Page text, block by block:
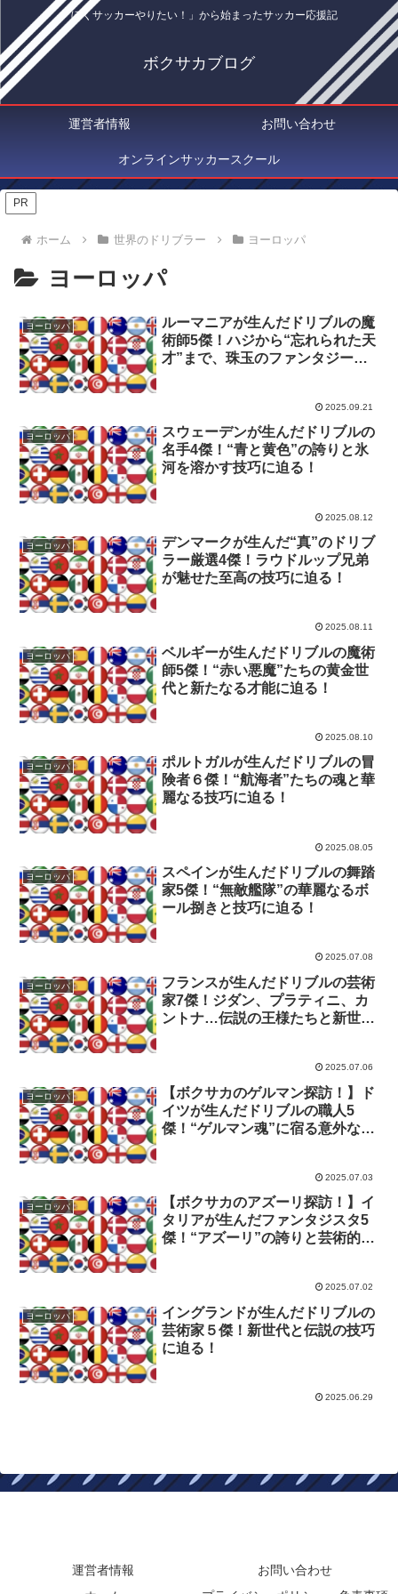
「ぼくサッカーやりたい！」から始まったサッカー応援記
ボクサカブログ
運営者情報 お問い合わせ
オンラインサッカースクール
PR
ホーム 世界のドリブラー ヨーロッパ
ヨーロッパ
ヨーロッパ
ルーマニアが生んだドリブルの魔
術師5傑！ハジから“忘れられた天
才”まで、珠玉のファンタジーに
2025.09.21
ヨーロッパ
スウェーデンが生んだドリブルの
名手4傑！“青と黄色”の誇りと氷
河を溶かす技巧に迫る！
2025.08.12
ヨーロッパ
デンマークが生んだ“真”のドリブ
ラー厳選4傑！ラウドルップ兄弟
が魅せた至高の技巧に迫る！
2025.08.11
ヨーロッパ
ベルギーが生んだドリブルの魔術
師5傑！“赤い悪魔”たちの黄金世
代と新たなる才能に迫る！
2025.08.10
ヨーロッパ
ポルトガルが生んだドリブルの冒
険者６傑！“航海者”たちの魂と華
麗なる技巧に迫る！
2025.08.05
ヨーロッパ
スペインが生んだドリブルの舞踏
家5傑！“無敵艦隊”の華麗なるボ
ール捌きと技巧に迫る！
2025.07.08
ヨーロッパ
フランスが生んだドリブルの芸術
家7傑！ジダン、プラティニ、カ
ントナ…伝説の王様たちと新世代
2025.07.06
ヨーロッパ
【ボクサカのゲルマン探訪！】ド
イツが生んだドリブルの職人5
傑！“ゲルマン魂”に宿る意外なる
2025.07.03
ヨーロッパ
【ボクサカのアズーリ探訪！】イ
タリアが生んだファンタジスタ5
傑！“アズーリ”の誇りと芸術的ド
2025.07.02
ヨーロッパ
イングランドが生んだドリブルの
芸術家５傑！新世代と伝説の技巧
に迫る！
2025.06.29
運営者情報
お問い合わせ